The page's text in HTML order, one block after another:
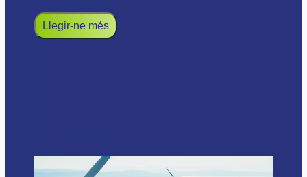
Llegir-ne més